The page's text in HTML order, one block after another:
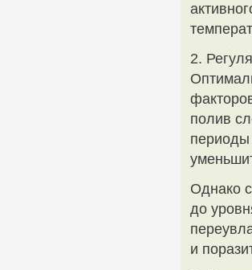
2.
полив
Однако
до
и